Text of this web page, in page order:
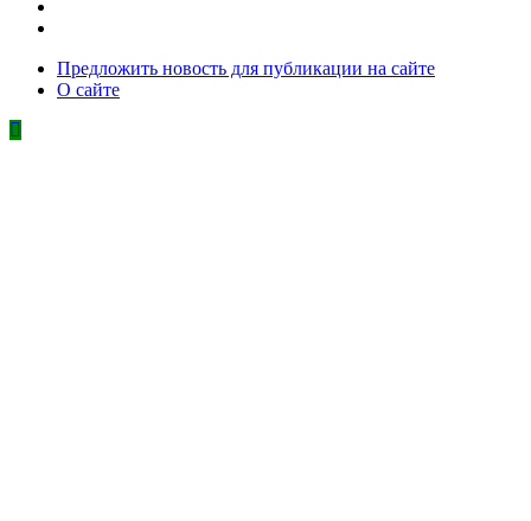
Предложить новость для публикации на сайте
О сайте